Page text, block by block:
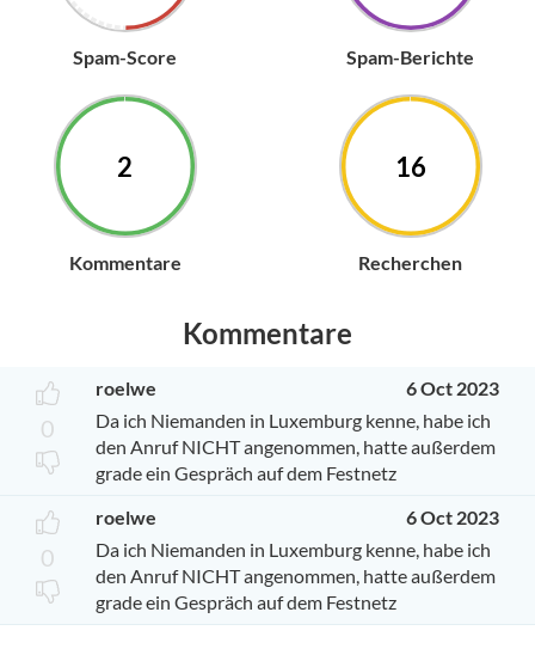
Spam-Score Spam-Berichte
2
Kommentare
16
Recherchen
Kommentare
0
roelwe
6 Oct 2023
Da ich Niemanden in Luxemburg kenne, habe ich
den Anruf NICHT angenommen, hatte außerdem
grade ein Gespräch auf dem Festnetz
0
roelwe
6 Oct 2023
Da ich Niemanden in Luxemburg kenne, habe ich
den Anruf NICHT angenommen, hatte außerdem
grade ein Gespräch auf dem Festnetz